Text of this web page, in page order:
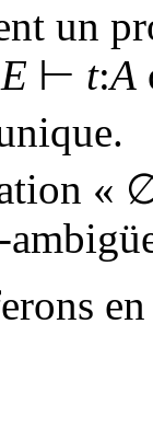
un
E ⊢ t:A